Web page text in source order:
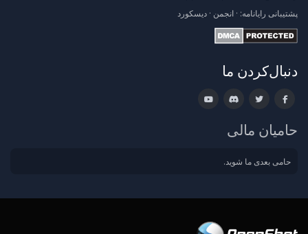
پشتیبانی رایانامه: · انجمن · دیسکورد
دنبال‌کردن ما
حامیان مالی
حامی بعدی ما شوید.